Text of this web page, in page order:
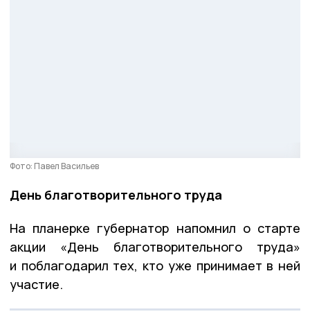
Фото: Павел Васильев
День благотворительного труда
На планерке губернатор напомнил о старте
акции «День благотворительного труда»
и поблагодарил тех, кто уже принимает в ней
участие.